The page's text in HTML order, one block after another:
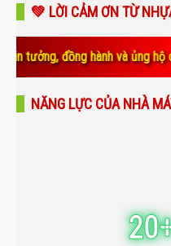
💚 LỜI CẢM ƠN TỪ
và ủng hộ chúng tôi trong
NĂNG LỰC CỦA NHÀ